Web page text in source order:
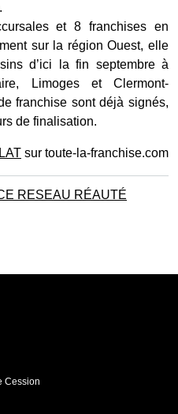
et 8 franchises en
sur la région Ouest, elle
d’ici la fin septembre à
Limoges et Clermont-
franchise sont déjà signés,
de finalisation.
sur toute-la-franchise.com
RESEAU RÉAUTÉ
Cession